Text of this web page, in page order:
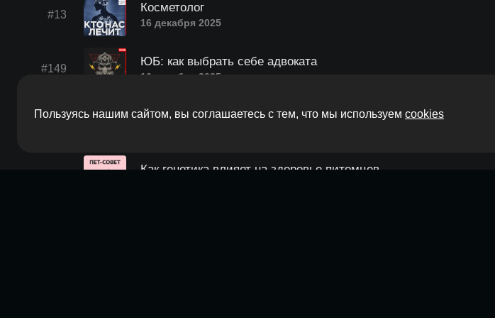
#13
Косметолог
16 декабря 2025
#149
ЮБ: как выбрать себе адвоката
16 декабря 2025
#148
ЮБ: действия против воли другого
Как генетика влияет на здоровье питомцев
Пользуясь нашим сайтом, вы соглашаетесь с тем, что мы используем cookies